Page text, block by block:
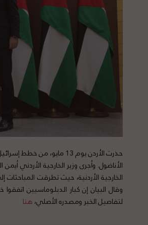
حذرت الأردن يوم 13
الأناضول. وأجرى وزير الخارجية الأردني
الخارجية الأردنية، حيث تطرقت المباحثات
وقال البيان إن كبار الدبلوماسيين
لتفاصيل الخبر ومصدره الأصلي،هنا